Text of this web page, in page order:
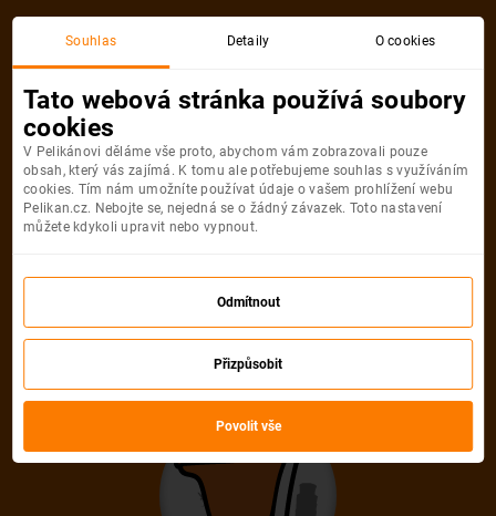
Akční letenka
Litujeme, akční letenka do města už
není dostupná
Vybrat jinou akční letenku
Souhlas Detaily O cookies
Tato webová stránka používá soubory
cookies
V Pelikánovi děláme vše proto, abychom vám zobrazovali pouze
obsah, který vás zajímá. K tomu ale potřebujeme souhlas s využíváním
cookies. Tím nám umožníte používat údaje o vašem prohlížení webu
Pelikan.cz. Nebojte se, nejedná se o žádný závazek. Toto nastavení
můžete kdykoli upravit nebo vypnout.
Odmítnout
Přizpůsobit
Povolit vše